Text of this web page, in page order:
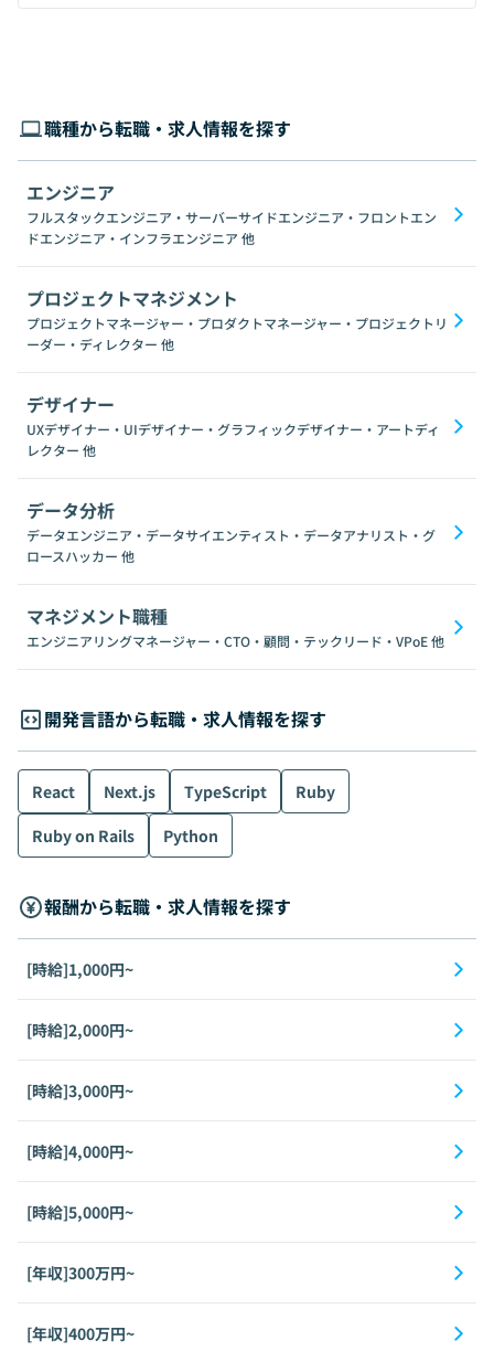
職種から転職・求人情報を探す
エンジニア
フルスタックエンジニア・サーバーサイドエンジニア・フロントエン
ドエンジニア・インフラエンジニア 他
プロジェクトマネジメント
プロジェクトマネージャー・プロダクトマネージャー・プロジェクトリ
ーダー・ディレクター 他
デザイナー
UXデザイナー・UIデザイナー・グラフィックデザイナー・アートディ
レクター 他
データ分析
データエンジニア・データサイエンティスト・データアナリスト・グ
ロースハッカー 他
マネジメント職種
エンジニアリングマネージャー・CTO・顧問・テックリード・VPoE他
開発言語から転職・求人情報を探す
React Next.js TypeScript
Ruby
Ruby on Rails
Python
報酬から転職・求人情報を探す
[時給]1,000円~
[時給]2,000円~
[時給]3,000円~
[時給]4,000円~
[時給]5,000円~
[年収]300万円~
[年収]400万円~